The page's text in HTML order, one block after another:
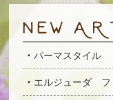
パーマスタイル
エルジューダ フ